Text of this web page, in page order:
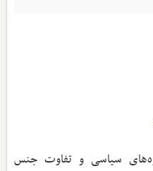
سیاسی و تفاوت جنس